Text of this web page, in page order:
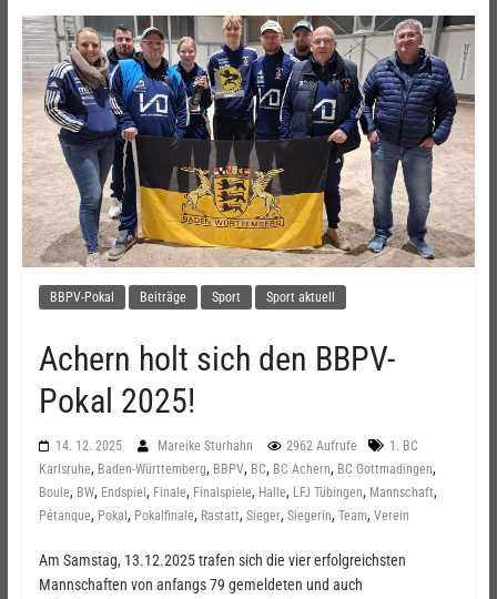
BBPV-Pokal Beiträge Sport Sport aktuell
Achern holt sich den BBPV-
Pokal 2025!
14. 12. 2025 Mareike Sturhahn 2962 Aufrufe
1. BC
Karlsruhe, Baden-Württemberg, BBPV, BC, BC Achern, BC Gottmadingen,
Boule, BW, Endspiel , Finale, Finalspiele, Halle, LFJ Tübingen, Mannschaft,
Pétanque, Pokal , Pokalfinale, Rastatt, Sieger, Siegerin, Team, Verein
Am Samstag, 13.12.2025 trafen sich die vier erfolgreichsten
Mannschaften von anfangs 79 gemeldeten und auch